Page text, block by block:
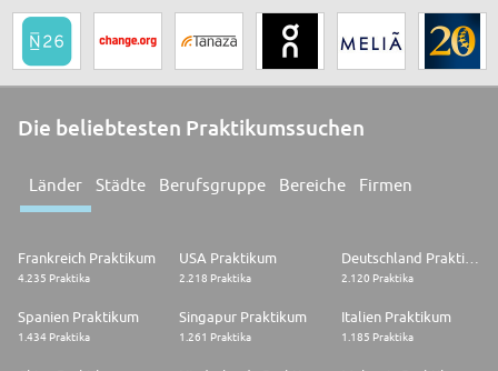
reaching over 345 million unique users in 25 countries and 13 languages.
Die beliebtesten Praktikumssuchen
Länder Städte Berufsgruppe Bereiche Firmen
Frankreich Praktikum
4.235 Praktika
USA Praktikum
2.218 Praktika
Deutschland Praktikum
2.120 Praktika
Spanien Praktikum
1.434 Praktika
Singapur Praktikum
1.261 Praktika
Italien Praktikum
1.185 Praktika